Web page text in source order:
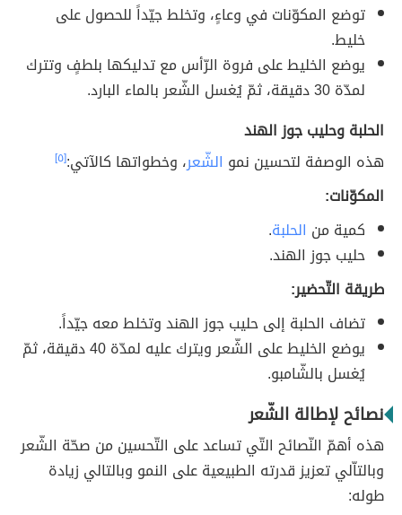
توضع المكوّنات في وعاءٍ، وتخلط جيّداً للحصول على
خليط.
يوضع الخليط على فروة الرّأس مع تدليكها بلطفٍ وتترك
لمدّة 30 دقيقة، ثمّ يُغسل الشّعر بالماء البارد.
الحلبة وحليب جوز الهند
هذه الوصفة لتحسين نمو الشّعر، وخطواتها كالآتي:[٥]
المكوّنات:
كمية من الحلبة.
حليب جوز الهند.
طريقة التّحضير:
تضاف الحلبة إلى حليب جوز الهند وتخلط معه جيّداً.
يوضع الخليط على الشّعر ويترك عليه لمدّة 40 دقيقة، ثمّ
يُغسل بالشّامبو.
نصائح لإطالة الشّعر
هذه أهمّ النّصائح التّي تساعد على التّحسين من صحّة الشّعر
وبالتاّلي تعزيز قدرته الطبيعية على النمو وبالتالي زيادة
طوله: